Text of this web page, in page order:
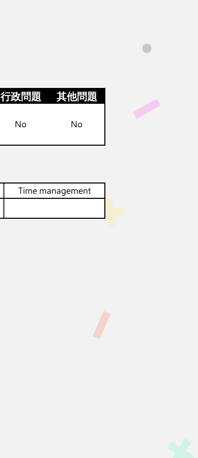
行政問題 其他問題
No No
Time management